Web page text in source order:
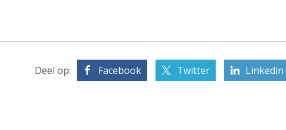
Deel op: Facebook Twitter Linkedin